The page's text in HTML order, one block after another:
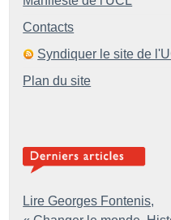
Contacts
Syndiquer le site de
Plan du site
Lire Georges Fontenis,